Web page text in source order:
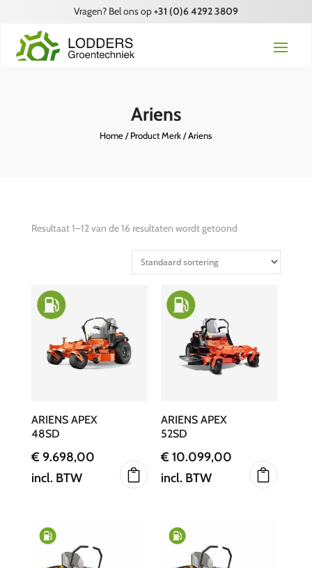
Vragen? Bel ons op+31 (0)6 4292 3809
Ariens
Home/ Product Merk / Ariens
Resultaat 1–12 van de 16 resultaten wordt getoond
ARIENS APEX
48SD
€ 9.698,00
incl. BTW
ARIENS APEX
52SD
€ 10.099,00
incl. BTW